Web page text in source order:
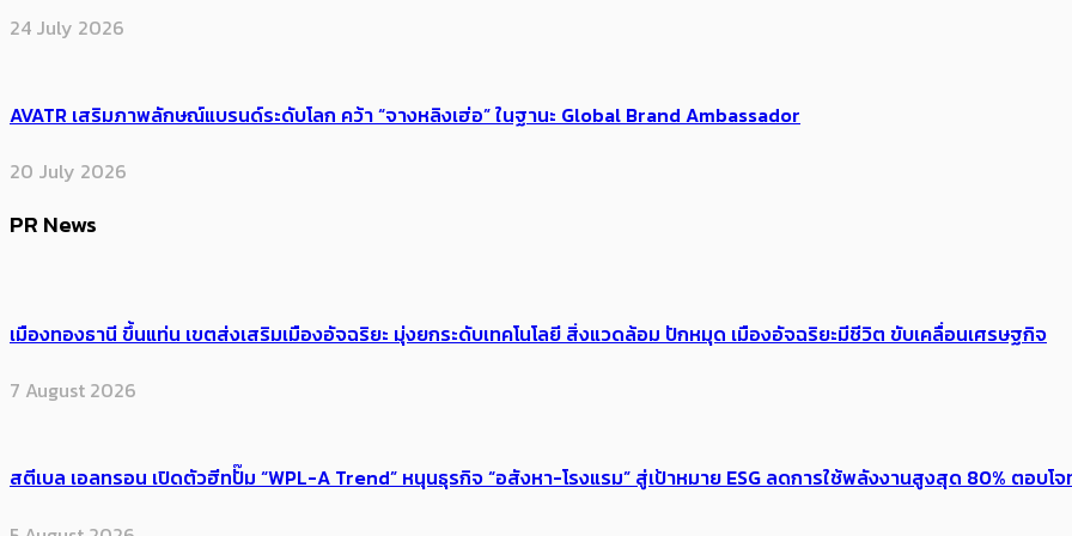
24 July 2026
AVATR เสริมภาพลักษณ์แบรนด์ระดับโลก คว้า “จางหลิงเฮ่อ” ในฐานะ Global Brand Ambassador
20 July 2026
PR News
เมืองทองธานี ขึ้นแท่น เขตส่งเสริมเมืองอัจฉริยะ มุ่งยกระดับเทคโนโลยี สิ่งแวดล้อม ปักหมุด เมืองอัจฉริยะมีชีวิต ขับเคลื่อนเศรษฐกิจ
7 August 2026
สตีเบล เอลทรอน เปิดตัวฮีทปั๊ม “WPL-A Trend” หนุนธุรกิจ “อสังหา-โรงแรม” สู่เป้าหมาย ESG ลดการใช้พลังงานสูงสุด 80% ตอบโ